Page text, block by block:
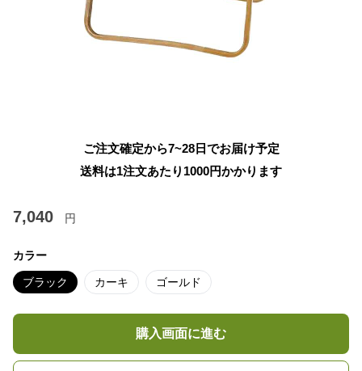
ご注文確定から7~28日でお届け予定
送料は1注文あたり 1000円かかります
7,040 円
カラー
ブラック カーキ ゴールド
購入画面に進む